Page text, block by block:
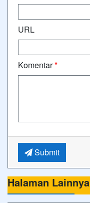
URL
Komentar*
Submit
Halaman Lainnya